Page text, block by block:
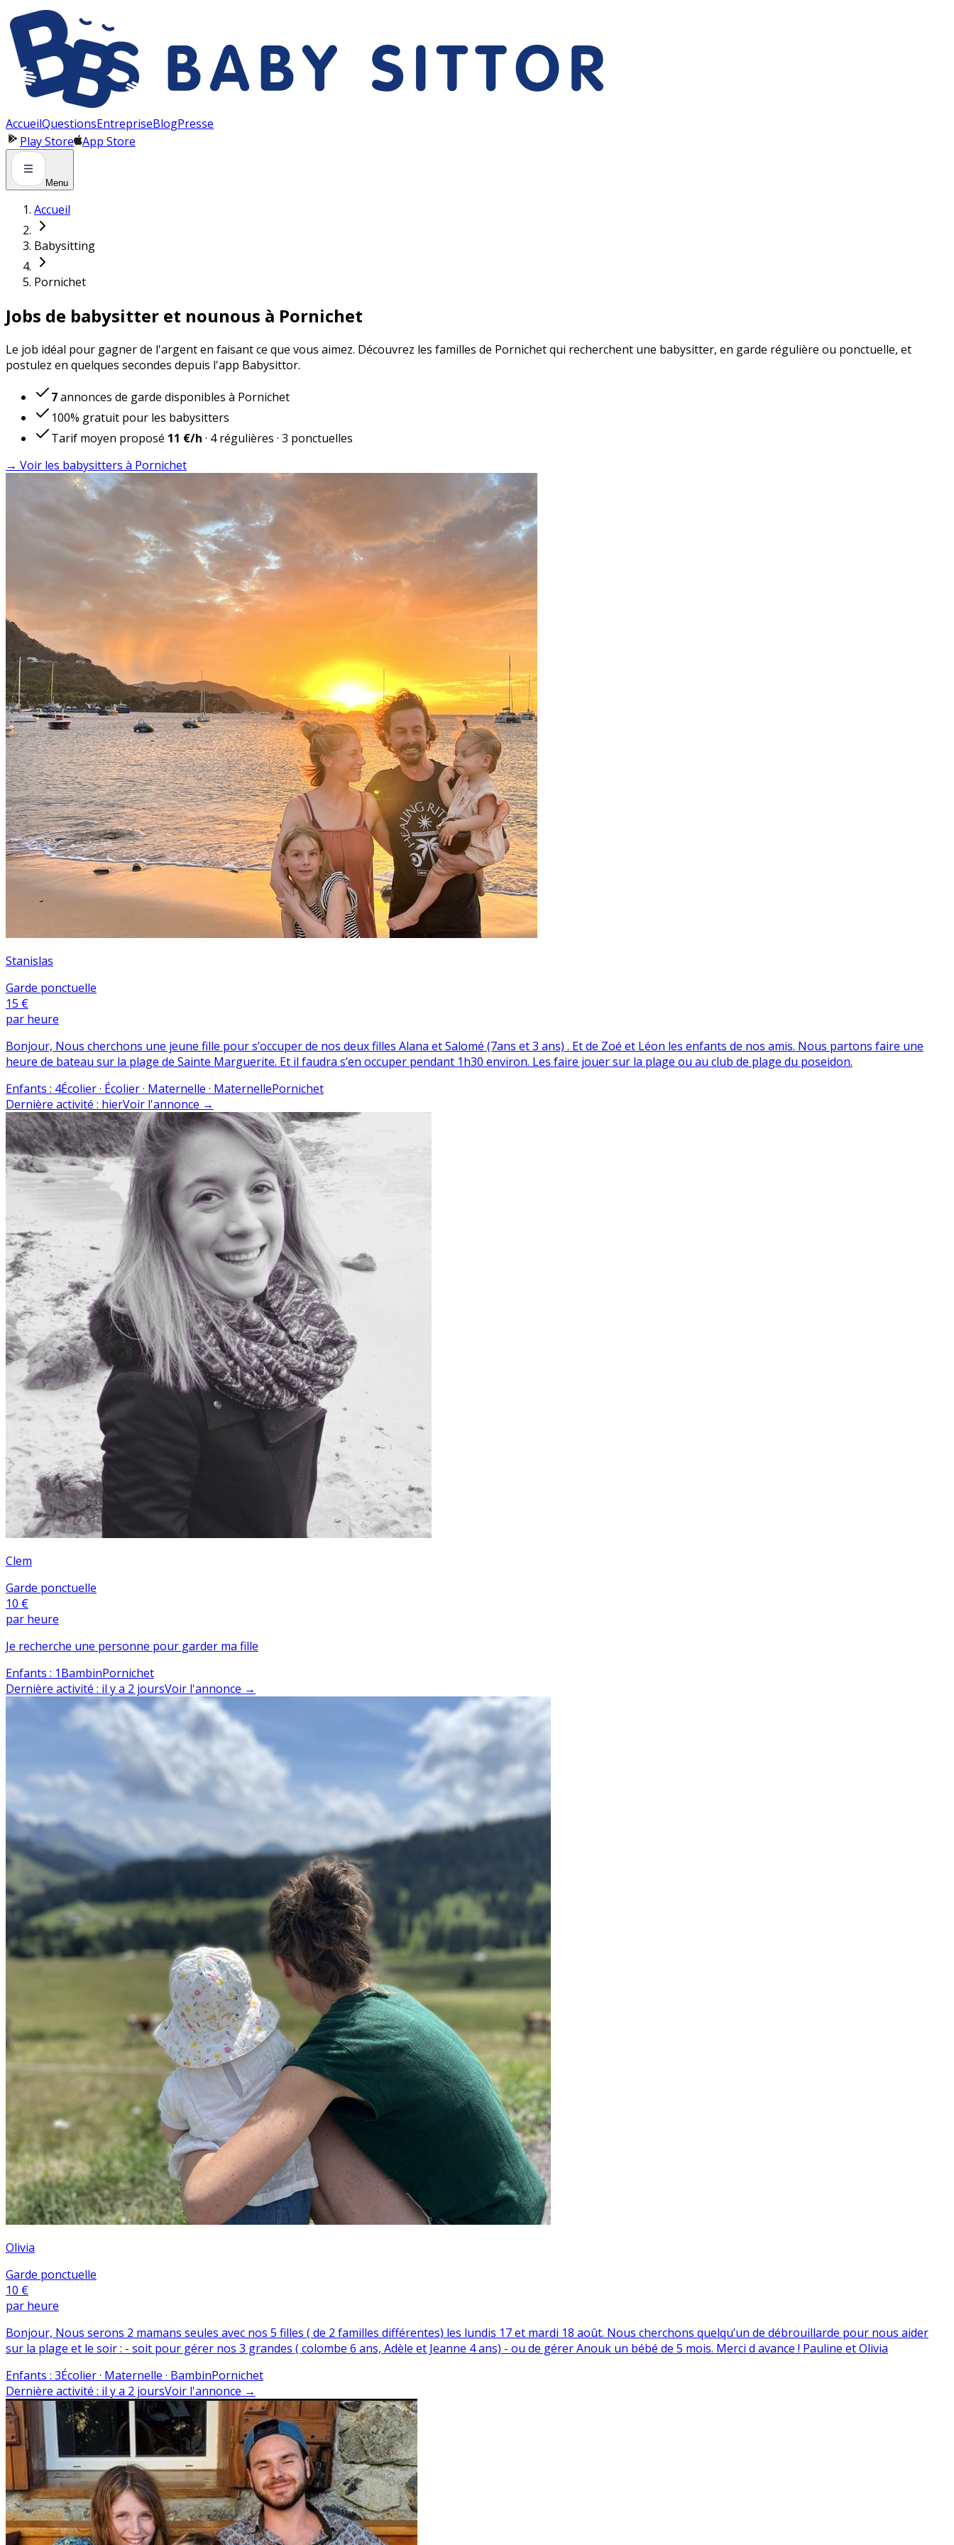
AccueilQuestionsEntrepriseBlogPresse
Play Store App Store
Menu
Accueil
Babysitting
Pornichet
Jobs de babysitter et nounous à Pornichet
Le job idéal pour gagner de l'argent en faisant ce que vous aimez. Découvrez les familles de Pornichet qui recherchent une babysitter, en garde régulière ou ponctuelle, et
postulez en quelques secondes depuis l'app Babysittor.
7annonces de garde disponibles à Pornichet
100% gratuit pour les babysitters
Tarif moyen proposé 11 €/h · 4 régulières · 3 ponctuelles
→ Voir les babysitters à Pornichet
Stanislas
Garde ponctuelle
15 €
par heure
Bonjour, Nous cherchons une jeune fille pour s’occuper de nos deux filles Alana et Salomé (7ans et 3 ans) . Et de Zoé et Léon les enfants de nos amis. Nous partons faire une
heure de bateau sur la plage de Sainte Marguerite. Et il faudra s’en occuper pendant 1h30 environ. Les faire jouer sur la plage ou au club de plage du poseidon.
Enfants : 4Écolier · Écolier · Maternelle · MaternellePornichet
Dernière activité : hierVoir l'annonce →
Clem
Garde ponctuelle
10 €
par heure
Je recherche une personne pour garder ma fille
Enfants : 1BambinPornichet
Dernière activité : il y a 2 joursVoir l'annonce →
Olivia
Garde ponctuelle
10 €
par heure
Bonjour, Nous serons 2 mamans seules avec nos 5 filles ( de 2 familles différentes) les lundis 17 et mardi 18 août. Nous cherchons quelqu’un de débrouillarde pour nous aider
sur la plage et le soir : - soit pour gérer nos 3 grandes ( colombe 6 ans, Adèle et Jeanne 4 ans) - ou de gérer Anouk un bébé de 5 mois. Merci d avance ! Pauline et Olivia
Enfants : 3Écolier · Maternelle · BambinPornichet
Dernière activité : il y a 2 joursVoir l'annonce →
Panneau de gestion des cookies